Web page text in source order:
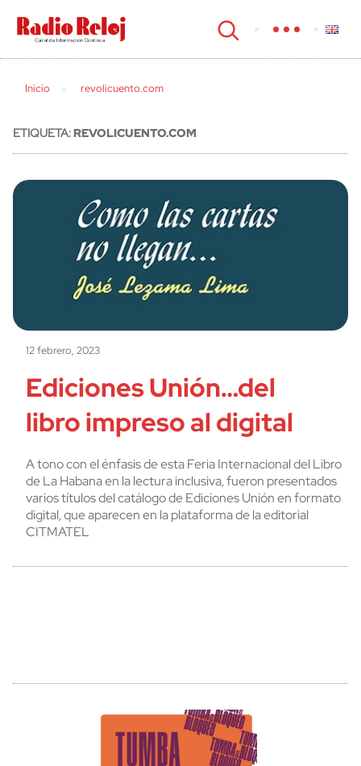
cerrar
Inicio revolicuento.com
ETIQUETA:REVOLICUENTO.COM
12 febrero, 2023
Ediciones Unión…del
libro impreso al digital
A tono con el énfasis de esta Feria Internacional del Libro
de La Habana en la lectura inclusiva, fueron presentados
varios títulos del catálogo de Ediciones Unión en formato
digital, que aparecen en la plataforma de la editorial
CITMATEL